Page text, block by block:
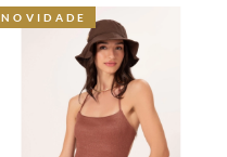
NOVIDADE